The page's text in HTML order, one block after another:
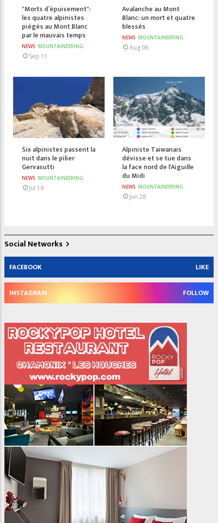
"Morts d’épuisement":
les quatre alpinistes
piégés au Mont Blanc
par le mauvais temps
NEWS MOUNTAINEERING
Sep 11
Avalanche au Mont
Blanc: un mort et quatre
blessés
NEWS MOUNTAINEERING
Aug 06
Six alpinistes passent la
nuit dans le pilier
Gervasutti
NEWS MOUNTAINEERING
Jul 16
Alpiniste Taiwanais
dévisse et se tue dans
la face nord de l'Aiguille
du Midi
NEWS MOUNTAINEERING
Jun 28
Social Networks
FACEBOOK LIKE
INSTAGRAM FOLLOW